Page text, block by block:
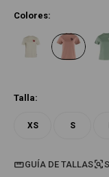
Colores:
Talla:
XS S
GUÍA DE TALLAS